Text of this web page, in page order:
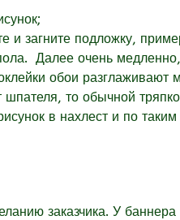
и загните подложку,
Далее очень медленно,
обои разглаживают
то обычной
в нахлест и по
заказчика. У баннера